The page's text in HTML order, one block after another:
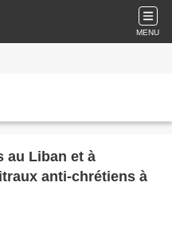
MENU
au Liban et à
anti-chrétiens à